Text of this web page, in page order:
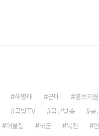
해병대 군대 홍보지
국방TV 국군방송 공
어울림 국군 북한